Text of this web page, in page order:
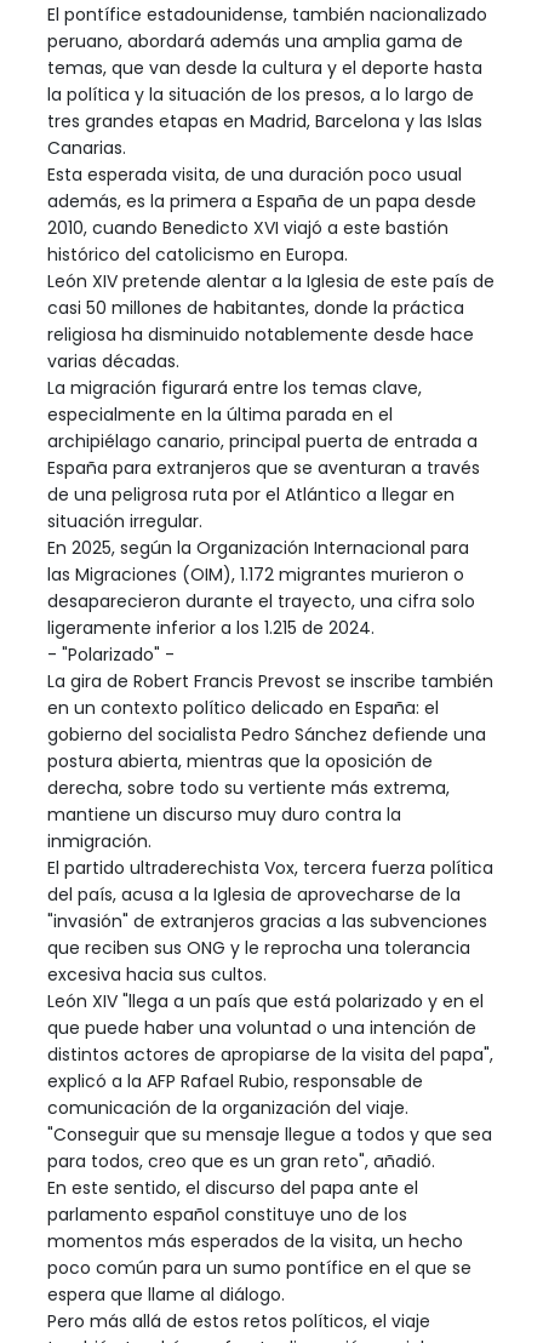
El pontífice estadounidense, también nacionalizado
peruano, abordará además una amplia gama de
temas, que van desde la cultura y el deporte hasta
la política y la situación de los presos, a lo largo de
tres grandes etapas en Madrid, Barcelona y las Islas
Canarias.
Esta esperada visita, de una duración poco usual
además, es la primera a España de un papa desde
2010, cuando Benedicto XVI viajó a este bastión
histórico del catolicismo en Europa.
León XIV pretende alentar a la Iglesia de este país de
casi 50 millones de habitantes, donde la práctica
religiosa ha disminuido notablemente desde hace
varias décadas.
La migración figurará entre los temas clave,
especialmente en la última parada en el
archipiélago canario, principal puerta de entrada a
España para extranjeros que se aventuran a través
de una peligrosa ruta por el Atlántico a llegar en
situación irregular.
En 2025, según la Organización Internacional para
las Migraciones (OIM), 1.172 migrantes murieron o
desaparecieron durante el trayecto, una cifra solo
ligeramente inferior a los 1.215 de 2024.
- "Polarizado" -
La gira de Robert Francis Prevost se inscribe también
en un contexto político delicado en España: el
gobierno del socialista Pedro Sánchez defiende una
postura abierta, mientras que la oposición de
derecha, sobre todo su vertiente más extrema,
mantiene un discurso muy duro contra la
inmigración.
El partido ultraderechista Vox, tercera fuerza política
del país, acusa a la Iglesia de aprovecharse de la
"invasión" de extranjeros gracias a las subvenciones
que reciben sus ONG y le reprocha una tolerancia
excesiva hacia sus cultos.
León XIV "llega a un país que está polarizado y en el
que puede haber una voluntad o una intención de
distintos actores de apropiarse de la visita del papa",
explicó a la AFP Rafael Rubio, responsable de
comunicación de la organización del viaje.
"Conseguir que su mensaje llegue a todos y que sea
para todos, creo que es un gran reto", añadió.
En este sentido, el discurso del papa ante el
parlamento español constituye uno de los
momentos más esperados de la visita, un hecho
poco común para un sumo pontífice en el que se
espera que llame al diálogo.
Pero más allá de estos retos políticos, el viaje